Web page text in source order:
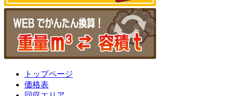
トップページ
価格表